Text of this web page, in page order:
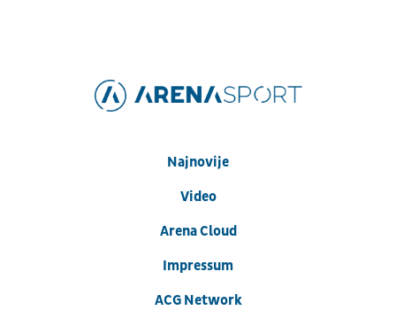
Najnovije
Video
Arena Cloud
Impressum
ACG Network